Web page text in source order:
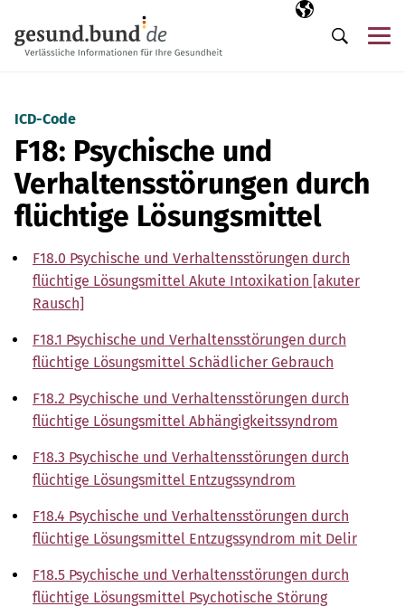
Ausgewählte
DE
Suche
ICD-Code
F18: Psychische und
Verhaltensstörungen durch
flüchtige Lösungsmittel
F18.0 Psychische und Verhaltensstörungen durch
flüchtige Lösungsmittel Akute Intoxikation [akuter
Rausch]
F18.1 Psychische und Verhaltensstörungen durch
flüchtige Lösungsmittel Schädlicher Gebrauch
F18.2 Psychische und Verhaltensstörungen durch
flüchtige Lösungsmittel Abhängigkeitssyndrom
F18.3 Psychische und Verhaltensstörungen durch
flüchtige Lösungsmittel Entzugssyndrom
F18.4 Psychische und Verhaltensstörungen durch
flüchtige Lösungsmittel Entzugssyndrom mit Delir
F18.5 Psychische und Verhaltensstörungen durch
flüchtige Lösungsmittel Psychotische Störung